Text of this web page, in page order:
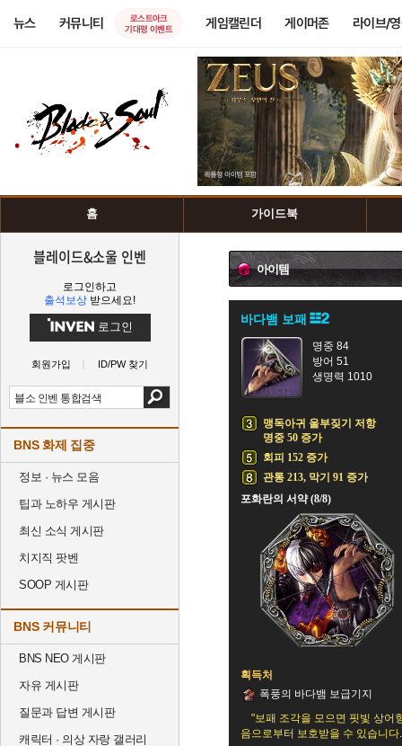
뉴스 커뮤니티
로스트아크
기대평 이벤트
게임캘린더 게이머존 라이브/
홈 가이드북
블레이드&소울 인벤
로그인하고
출석보상 받으세요!
로그인
회원가입 ID/PW 찾기
BNS 화제 집중
정보 · 뉴스 모음
팁과 노하우 게시판
최신 소식 게시판
치지직 팟벤
SOOP 게시판
BNS 커뮤니티
BNS NEO 게시판
자유 게시판
질문과 답변 게시판
캐릭터 · 의상 자랑 갤러리
아이템
바다뱀 보패
명중 84
방어 51
생명력 1010
맹독아귀 울부짖기 저항
명중 50 증가
회피 152 증가
관통 213, 막기 91 증가
포화란의 서약 (8/8)
획득처
폭풍의 바다뱀 보급기지
"보패 조각을 모으면 핏빛 상어
음으로부터 보호받을 수 있습니다